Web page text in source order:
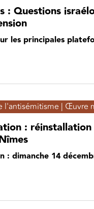
: Questions
les principales
l'antisémitisme | Œuvre
:
: dimanche 14